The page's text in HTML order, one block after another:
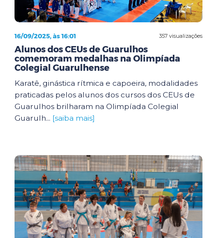
357 visualizações
16/09/2025, às 16:01
Alunos dos CEUs de Guarulhos
comemoram medalhas na Olimpíada
Colegial Guarulhense
Karatê, ginástica rítmica e capoeira, modalidades
praticadas pelos alunos dos cursos dos CEUs de
Guarulhos brilharam na Olimpíada Colegial
Guarulh... [saiba mais]